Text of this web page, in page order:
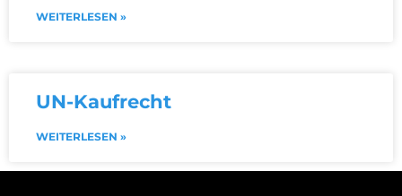
WEITERLESEN »
UN-Kaufrecht
WEITERLESEN »